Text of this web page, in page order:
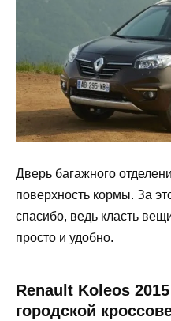
Дверь багажного
поверхность кормы. За
спасибо, ведь класть
просто и удобно.
Renault Koleos
городской